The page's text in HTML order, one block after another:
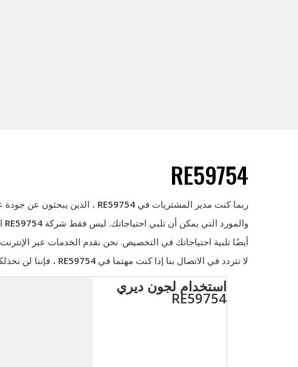
RE59754
ربما كنت مدير المشتريات في RE59754 ، الذين يبحثون عن جودة
والمورد التي يمكن أن تلبي احتياجاتك. ليس فقط شركة RE59754
أيضًا تلبية احتياجاتك في التخصيص. نحن نقدم الخدمات عبر
لا تتردد في الاتصال بنا إذا كنت مهتما في RE59754 ، فإننا لن
استخدام لجون ديري
RE59754